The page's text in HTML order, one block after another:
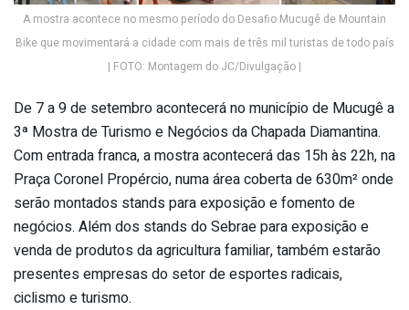
A mostra acontece no mesmo período do Desafio Mucugê de Mountain
Bike que movimentará a cidade com mais de três mil turistas de todo país
| FOTO: Montagem do JC/Divulgação |
De 7 a 9 de setembro acontecerá no município de Mucugê a
3ª Mostra de Turismo e Negócios da Chapada Diamantina.
Com entrada franca, a mostra acontecerá das 15h às 22h, na
Praça Coronel Propércio, numa área coberta de 630m² onde
serão montados stands para exposição e fomento de
negócios. Além dos stands do Sebrae para exposição e
venda de produtos da agricultura familiar, também estarão
presentes empresas do setor de esportes radicais,
ciclismo e turismo.